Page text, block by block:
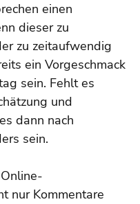
einen
dieser zu
zu zeitaufwendig
ein Vorgeschmack
sein. Fehlt es
und
dann nach
sein.
nur Kommentare